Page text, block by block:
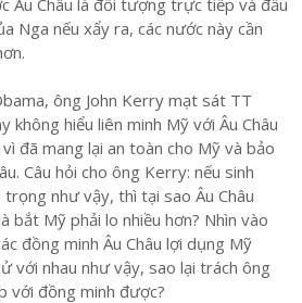
Nga nếu xẩy ra, các nước này cần
ông John Kerry mạt sát TT
không hiểu liên minh Mỹ với Âu Châu
đã mang lại an toàn cho Mỹ và bảo
Câu hỏi cho ông Kerry: nếu sinh
trọng như vậy, thì tại sao Âu Châu
bắt Mỹ phải lo nhiều hơn? Nhìn vào
đồng minh Âu Châu lợi dụng Mỹ
với nhau như vậy, sao lại trách ông
với đồng minh được?